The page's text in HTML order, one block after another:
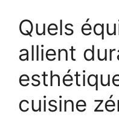
Quels
allient
cuisine